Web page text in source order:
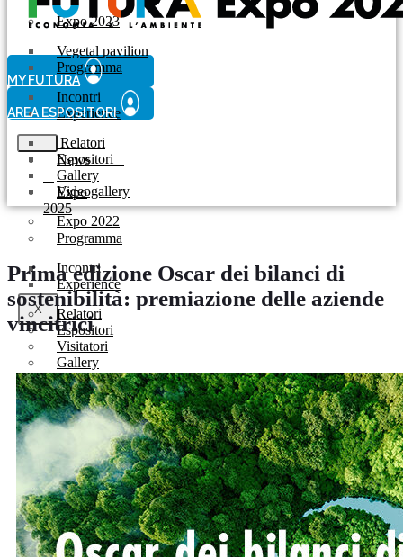
Expo 2023
Vegetal pavilion
Programma
Incontri
Experience
Relatori
Espositori
Gallery
Videogallery
Expo 2022
X
MY FUTURA
AREA ESPOSITORI
News
Expo
2025
Programma
Incontri
Experience
Relatori
Espositori
Visitatori
Gallery
Videogallery
Allestimento
Futura Heroes
Edizioni
Precendenti
Expo 2023
Vegetal pavilion
Programma
Prima edizione Oscar dei bilanci di
sostenibilità: premiazione delle aziende
vincitrici